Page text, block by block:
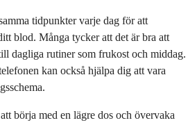
tidpunkter varje dag för att
blod. Många tycker att det är bra att
dagliga rutiner som frukost och middag.
kan också hjälpa dig att vara
börja med en lägre dos och övervaka